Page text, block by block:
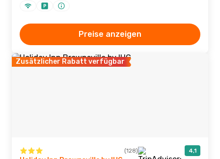
Preise anzeigen
Zusätzlicher Rabatt verfügbar
(128) 4,1